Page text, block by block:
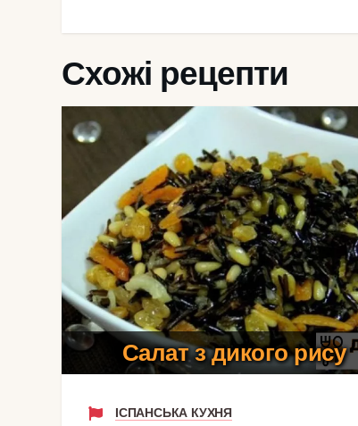
Схожі рецепти
Салат з дикого рису
ІСПАНСЬКА КУХНЯ